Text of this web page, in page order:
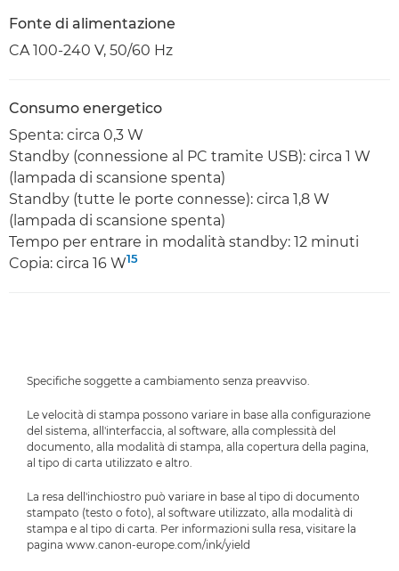
Fonte di alimentazione
CA 100-240 V, 50/60 Hz
Consumo energetico
Spenta: circa 0,3 W
Standby (connessione al PC tramite USB): circa 1 W
(lampada di scansione spenta)
Standby (tutte le porte connesse): circa 1,8 W
(lampada di scansione spenta)
Tempo per entrare in modalità standby: 12 minuti
Copia: circa 16 W15
Specifiche soggette a cambiamento senza preavviso.
Le velocità di stampa possono variare in base alla configurazione
del sistema, all'interfaccia, al software, alla complessità del
documento, alla modalità di stampa, alla copertura della pagina,
al tipo di carta utilizzato e altro.
La resa dell'inchiostro può variare in base al tipo di documento
stampato (testo o foto), al software utilizzato, alla modalità di
stampa e al tipo di carta. Per informazioni sulla resa, visitare la
pagina www.canon-europe.com/ink/yield